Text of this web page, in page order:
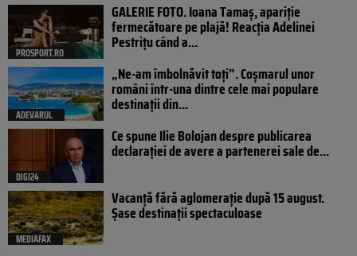
PROSPORT.RO
GALERIE FOTO. Ioana Tamaş, apariție
fermecătoare pe plajă! Reacția Adelinei
Pestrițu când a...
ADEVARUL
„Ne-am îmbolnăvit toți”. Coșmarul unor
români într-una dintre cele mai populare
destinații din...
DIGI24
Ce spune Ilie Bolojan despre publicarea
declarației de avere a partenerei sale de...
MEDIAFAX
Vacanță fără aglomerație după 15 august.
Șase destinații spectaculoase